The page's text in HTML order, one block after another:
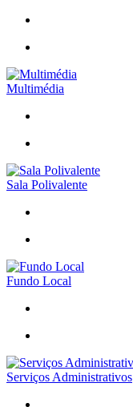
Multimédia
Sala Polivalente
Fundo Local
Serviços Administrativos